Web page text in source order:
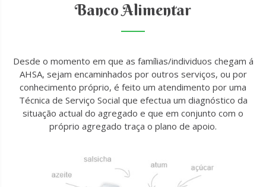
Banco Alimentar
Desde o momento em que as famílias/individuos chegam á
AHSA, sejam encaminhados por outros serviços, ou por
conhecimento próprio, é feito um atendimento por uma
Técnica de Serviço Social que efectua um diagnóstico da
situação actual do agregado e que em conjunto com o
próprio agregado traça o plano de apoio.